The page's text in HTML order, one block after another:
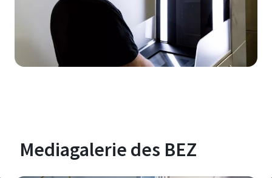
Mediagalerie des BEZ